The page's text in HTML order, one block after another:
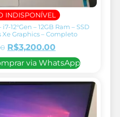
INDISPONÍVEL
12°Gen – 12GB Ram – SSD
Xe Graphics – Completo
R$3,200.00
via WhatsApp